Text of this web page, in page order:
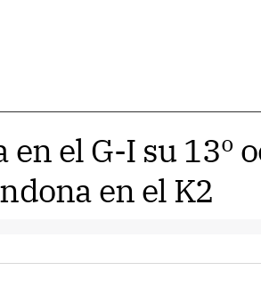
en el G-I su 13º
en el K2